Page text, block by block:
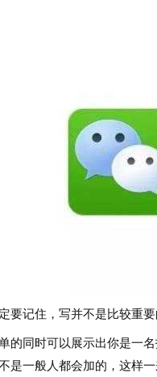
记住，写并不是比较重要
同时可以展示出你是一名
是一般人都会加的，这样